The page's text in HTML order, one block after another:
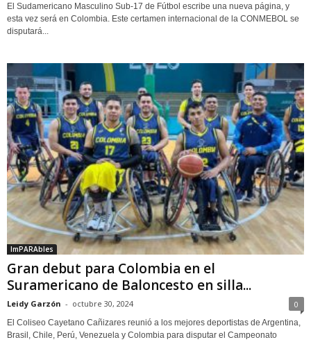
El Sudamericano Masculino Sub-17 de Fútbol escribe una nueva página, y
esta vez será en Colombia. Este certamen internacional de la CONMEBOL se
disputará...
ImPARAbles
Gran debut para Colombia en el
Suramericano de Baloncesto en silla...
Leidy Garzón - octubre 30, 2024 0
El Coliseo Cayetano Cañizares reunió a los mejores deportistas de Argentina,
Brasil, Chile, Perú, Venezuela y Colombia para disputar el Campeonato